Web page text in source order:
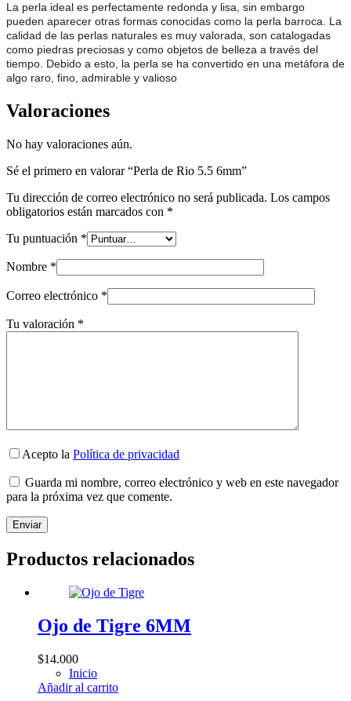
La perla ideal es perfectamente redonda y lisa, sin embargo
pueden aparecer otras formas conocidas como la perla barroca. La
calidad de las perlas naturales es muy valorada, son catalogadas
como piedras preciosas y como objetos de belleza a través del
tiempo. Debido a esto, la perla se ha convertido en una metáfora de
algo raro, fino, admirable y valioso
Valoraciones
No hay valoraciones aún.
Sé el primero en valorar “Perla de Rio 5.5 6mm”
Tu dirección de correo electrónico no será publicada. Los campos
obligatorios están marcados con *
Tu puntuación *
Nombre *
Correo electrónico *
Tu valoración *
Acepto la Política de privacidad
Guarda mi nombre, correo electrónico y web en este navegador
para la próxima vez que comente.
Enviar
Productos relacionados
Ojo de Tigre 6MM
$14.000
Inicio
Añadir al carrito